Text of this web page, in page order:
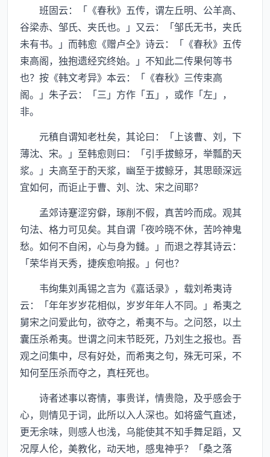
班固云：「《春秋》五传，谓左丘明、公羊高、
谷梁赤、邹氏、夹氏也。」又云：「邹氏无书，夹氏
未有书。」而韩愈《赠卢仝》诗云：「《春秋》五传
束高阁，独抱遗经究终始。」不知此二传果何等书
也？按《韩文考异》本云：「《春秋》三传束高
阁。」朱子云：「三」方作「五」，或作「左」，
非。
元稹自谓知老杜矣，其论曰：「上该曹、刘，下
薄沈、宋。」至韩愈则曰：「引手拔鲸牙，举瓢酌天
浆。」夫高至于酌天浆，幽至于拔鲸牙，其思颐深远
宜如何，而讵止于曹、刘、沈、宋之间耶？
孟郊诗蹇涩穷僻，琢削不假，真苦吟而成。观其
句法、格力可见矣。其自谓「夜吟晓不休，苦吟神鬼
愁。如何不自闲，心与身为雠。」而退之荐其诗云：
「荣华肖天秀，捷疾愈响报。」何也？
韦绚集刘禹锡之言为《嘉话录》，载刘希夷诗
云：「年年岁岁花相似，岁岁年年人不同。」希夷之
舅宋之问爱此句，欲夺之，希夷不与。之问怒，以土
囊压杀希夷。世谓之问末节眨死，乃刘生之报也。吾
观之问集中，尽有好处，而希夷之句，殊无可采，不
知何至压杀而夺之，真枉死也。
诗者述事以寄情，事贵详，情贵隐，及乎感会于
心，则情见于词，此所以入人深也。如将盛气直述，
更无余味，则感人也浅，乌能使其不知手舞足蹈，又
况厚人伦，美教化，动天地，感鬼神乎？「桑之落